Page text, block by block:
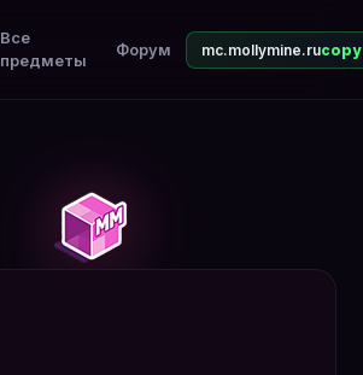
Все
предметы
Форум mc.mollymine.ru